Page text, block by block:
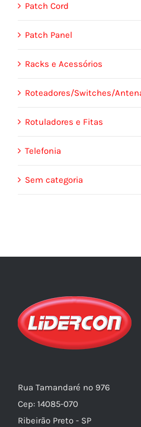
Patch Cord
Patch Panel
Racks e Acessórios
Roteadores/Switches/
Rotuladores e Fitas
Telefonia
Sem categoria
Rua Tamandaré nº 976
Cep: 14085-070
Ribeirão Preto - SP